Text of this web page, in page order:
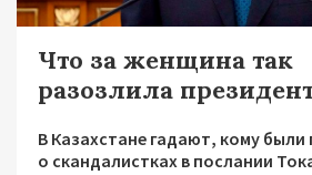
Что за женщина так
разозлила
В Казахстане гадают, кому
о скандалистках в послании